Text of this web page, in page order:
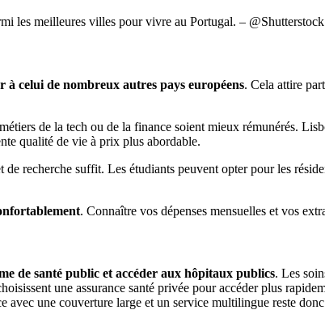
les meilleures villes pour vivre au Portugal. – @Shutterstock
celui de nombreux autres pays européens. Cela attire
de la tech ou de la finance soient mieux rémunérés.
qualité de vie à prix plus abordable.
de recherche suffit. Les étudiants peuvent opter pour les
. Connaître vos dépenses mensuelles et vos
de santé public et accéder aux hôpitaux publics. Les
une assurance santé privée pour accéder plus
avec une couverture large et un service multilingue reste